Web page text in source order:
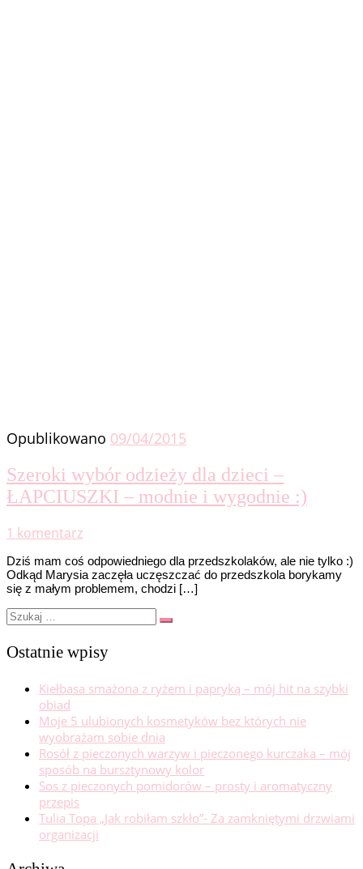
Opublikowano 09/04/2015
Szeroki wybór odzieży dla dzieci –
ŁAPCIUSZKI – modnie i wygodnie :)
1 komentarz
Dziś mam coś odpowiedniego dla przedszkolaków, ale nie tylko :)
Odkąd Marysia zaczęła uczęszczać do przedszkola borykamy
się z małym problemem, chodzi […]
Szukaj
Szukaj
Ostatnie wpisy
Kiełbasa smażona z ryżem i papryką – mój hit na szybki
obiad
Moje 5 ulubionych kosmetyków bez których nie
wyobrażam sobie dnia
Rosół z pieczonych warzyw i pieczonego kurczaka – mój
sposób na bursztynowy kolor
Sos z pieczonych pomidorów – prosty i aromatyczny
przepis
Tulia Topa „Jak robiłam szkło”- Za zamkniętymi drzwiami
organizacji